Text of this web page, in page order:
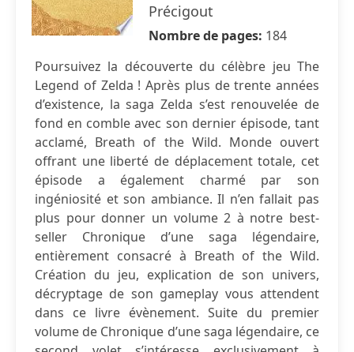
Précigout
Nombre de pages: 184
Poursuivez la découverte du célèbre jeu The
Legend of Zelda ! Après plus de trente années
d’existence, la saga Zelda s’est renouvelée de
fond en comble avec son dernier épisode, tant
acclamé, Breath of the Wild. Monde ouvert
offrant une liberté de déplacement totale, cet
épisode a également charmé par son
ingéniosité et son ambiance. Il n’en fallait pas
plus pour donner un volume 2 à notre best-
seller Chronique d’une saga légendaire,
entièrement consacré à Breath of the Wild.
Création du jeu, explication de son univers,
décryptage de son gameplay vous attendent
dans ce livre évènement. Suite du premier
volume de Chronique d’une saga légendaire, ce